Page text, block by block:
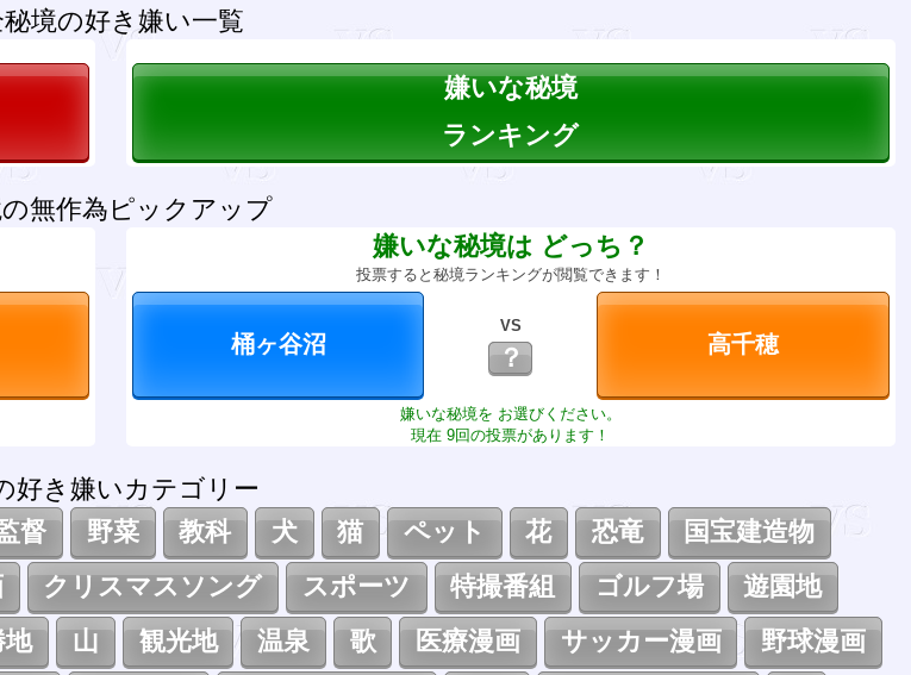
境の好き嫌い一覧
嫌いな秘境
ランキング
無作為ピックアップ
嫌いな秘境は どっち？
投票すると秘境ランキングが閲覧できます！
VS
？
嫌いな秘境を お選びください。
現在 9回の投票があります！
好き嫌いカテゴリー
督 野菜 教科 犬 猫 ペット 花 恐竜
国宝建造物
クリスマスソング スポーツ 特撮番組 ゴルフ場
遊園地
地 山 観光地 温泉 歌 医療漫画 サッカー漫画
野球漫画